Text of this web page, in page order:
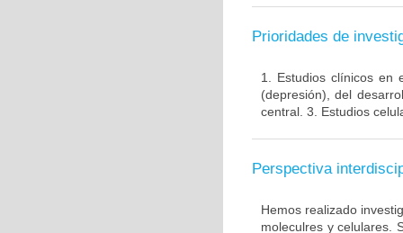
Prioridades de
1. Estudios clínicos en
(depresión), del
central. 3. Estudios
Perspectiva
Hemos realizado
moleculres y celulares.